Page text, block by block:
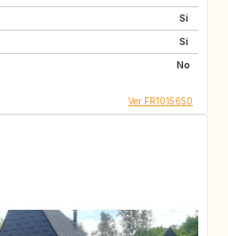
Si
Si
No
Ver FR1015650